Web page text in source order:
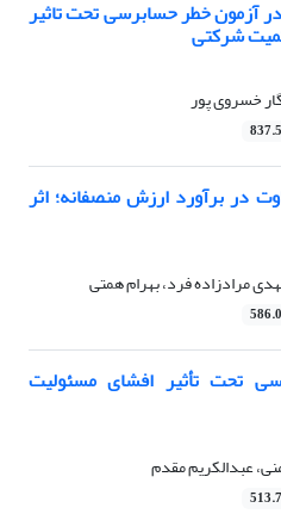
آزمون خطر حسابرسی تحت تاثیر
شرکتی
خسروی پور
برآورد ارزش منصفانه؛ اثر
مرادزاده فرد، بهرام همتی
تحت تأثیر افشای مسئولیت
عبدالکریم مقدم